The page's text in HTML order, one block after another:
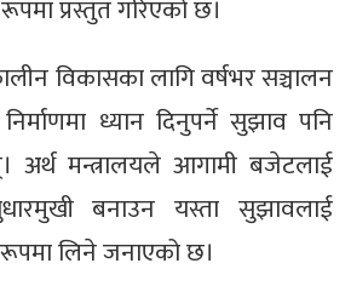
प्रस्तुत गरिएको छ।
विकासका लागि वर्षभर सञ्चालन
ध्यान दिनुपर्ने सुझाव पनि
मन्त्रालयले आगामी बजेटलाई
बनाउन यस्ता सुझावलाई
लिने जनाएको छ।